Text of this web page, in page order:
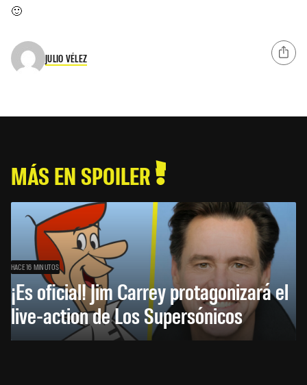
🙂
JULIO VÉLEZ
MÁS EN SPOILER
HACE 16 MINUTOS
¡Es oficial! Jim Carrey protagonizará el
live-action de Los Supersónicos